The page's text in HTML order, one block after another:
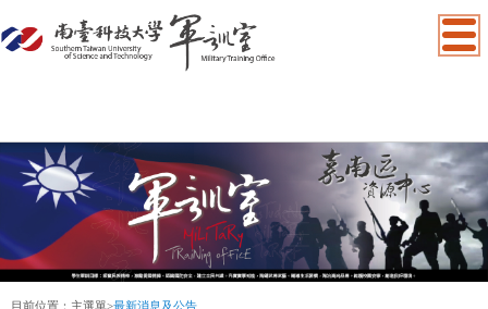
目前位置： 主選單>最新消息及公告